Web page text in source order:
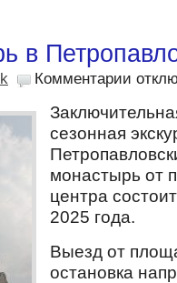
в
Комментарии
сезонная
монастырь от
центра
2025 года.
Выезд от
остановка